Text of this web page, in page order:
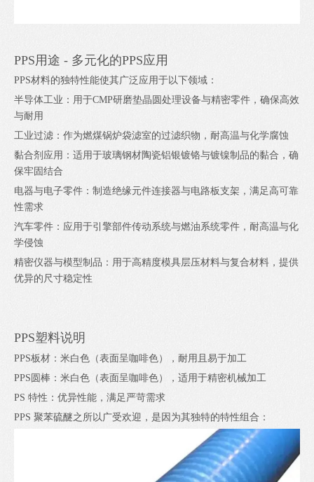
PPS用途 - 多元化的PPS应用
PPS材料的独特性能使其广泛应用于以下领域：
半导体工业：用于CMP研磨垫晶圆处理设备与精密零件，确保高效
与耐用
工业过滤：作为燃煤锅炉袋滤室的过滤织物，耐高温与化学腐蚀
黏合剂应用：适用于玻璃钢材陶瓷铝银镀铬与镀镍制品的黏合，确
保牢固结合
电器与电子零件：制造绝缘元件连接器与电路板支架，满足高可靠
性需求
汽车零件：应用于引擎部件传动系统与燃油系统零件，耐高温与化
学侵蚀
精密仪器与模型制品：用于高精度模具层压材料与复合材料，提供
优异的尺寸稳定性
PPS塑料说明
PPS板材：米白色（表面呈咖啡色），耐用且易于加工
PPS圆棒：米白色（表面呈咖啡色），适用于精密机械加工
PS 特性：优异性能，满足严苛需求
PPS 聚苯硫醚之所以广受欢迎，是因为其独特的特性组合：